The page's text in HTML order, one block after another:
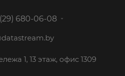
680-06-08
1, 13 этаж, офис 1309